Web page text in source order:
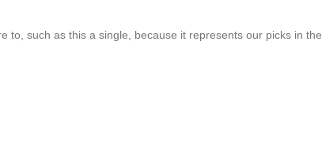
to, such as this a single, because it represents our picks in the